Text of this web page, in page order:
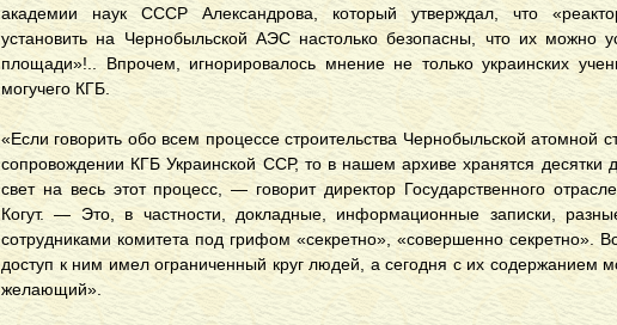
академии наук СССР Александрова, который утверждал, что
установить на Чернобыльской АЭС настолько безопасны, что их можно
площади»!.. Впрочем, игнорировалось мнение не только украинских
могучего КГБ.
«Если говорить обо всем процессе строительства Чернобыльской атомной
сопровождении КГБ Украинской ССР, то в нашем архиве хранятся десятки
свет на весь этот процесс, — говорит директор Государственного
Когут. — Это, в частности, докладные, информационные записки,
сотрудниками комитета под грифом «секретно», «совершенно
доступ к ним имел ограниченный круг людей, а сегодня с их содержанием
желающий».